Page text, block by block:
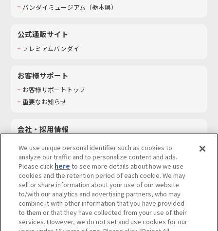
バンダイミュージアム（栃木県）
公式通販サイト
プレミアムバンダイ
お客様サポート
お客様サポートトップ
重要なお知らせ
会社・採用情報
採用情報
サステナビリティ
お問い合わせ
ウェブサイトご利用条件 ソーシャルメディアポリシー
We use unique personal identifier such as cookies to
analyze our traffic and to personalize content and ads.
Please click here to see more details about how we use
cookies and the retention period of each cookie. We may
sell or share information about your use of our website
to/with our analytics and advertising partners, who may
combine it with other information that you have provided
to them or that they have collected from your use of their
services. However, we do not set and use cookies for our